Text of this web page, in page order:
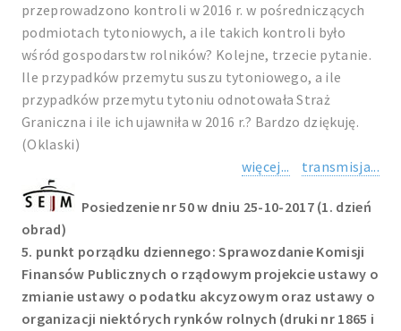
przeprowadzono kontroli w 2016 r. w pośredniczących
podmiotach tytoniowych, a ile takich kontroli było
wśród gospodarstw rolników? Kolejne, trzecie pytanie.
Ile przypadków przemytu suszu tytoniowego, a ile
przypadków przemytu tytoniu odnotowała Straż
Graniczna i ile ich ujawniła w 2016 r.? Bardzo dziękuję.
(Oklaski)
więcej...
transmisja...
Posiedzenie nr 50 w dniu 25-10-2017 (1. dzień
obrad)
5. punkt porządku dziennego: Sprawozdanie Komisji
Finansów Publicznych o rządowym projekcie ustawy o
zmianie ustawy o podatku akcyzowym oraz ustawy o
organizacji niektórych rynków rolnych (druki nr 1865 i